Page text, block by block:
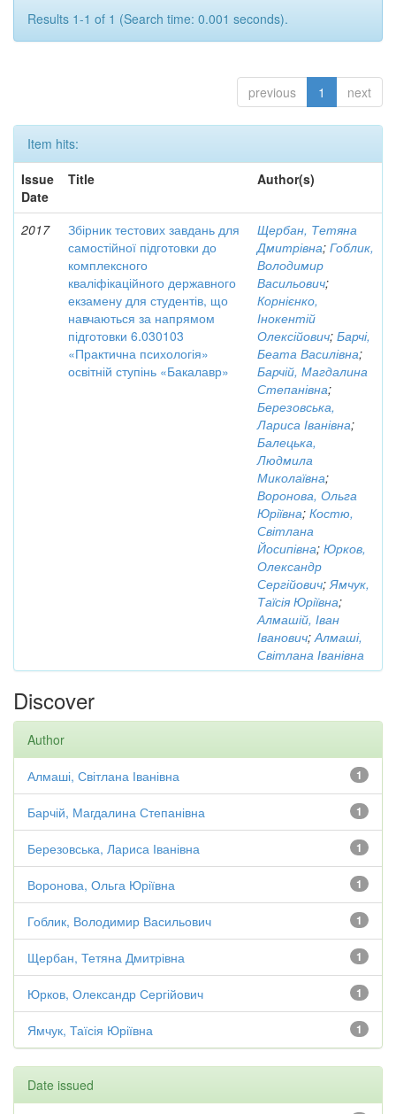
Results 1-1 of 1 (Search time: 0.001 seconds).
previous 1 next
Item hits:
Issue
Date
Title Author(s)
2017
Збірник тестових завдань для
самостійної підготовки до
комплексного
кваліфікаційного державного
екзамену для студентів, що
навчаються за напрямом
підготовки 6.030103
«Практична психологія»
освітній ступінь «Бакалавр»
Щербан, Тетяна
Дмитрівна; Гоблик,
Володимир
Васильович;
Корнієнко,
Інокентій
Олексійович; Барчі,
Беата Василівна;
Барчій, Магдалина
Степанівна;
Березовська,
Лариса Іванівна;
Балецька,
Людмила
Миколаївна;
Воронова, Ольга
Юріївна; Костю,
Світлана
Йосипівна; Юрков,
Олександр
Сергійович;Ямчук,
Таїсія Юріївна;
Алмашій, Іван
Іванович;Алмаші,
Світлана Іванівна
Discover
Author
1
Алмаші, Світлана Іванівна
1
Барчій, Магдалина Степанівна
1
Березовська, Лариса Іванівна
1
Воронова, Ольга Юріївна
1
Гоблик, Володимир Васильович
1
Щербан, Тетяна Дмитрівна
1
Юрков, Олександр Сергійович
1
Ямчук, Таїсія Юріївна
Date issued